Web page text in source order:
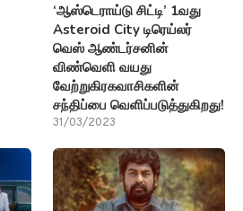
‘ஆஸ்டெராய்டு சிட்டி’ 1வது
Asteroid City டிரெய்லர்
வெஸ் ஆண்டர்சனின்
விண்வெளி வயது
வேற்றுகிரகவாசிகளின்
சந்திப்பை வெளிப்படுத்துகிறது!
31/03/2023